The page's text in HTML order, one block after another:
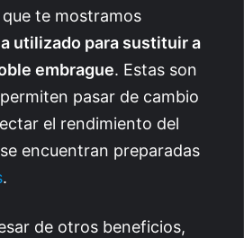
te mostramos
utilizado para sustituir a
embrague. Estas son
pasar de cambio
el rendimiento del
encuentran preparadas
.
de otros beneficios,